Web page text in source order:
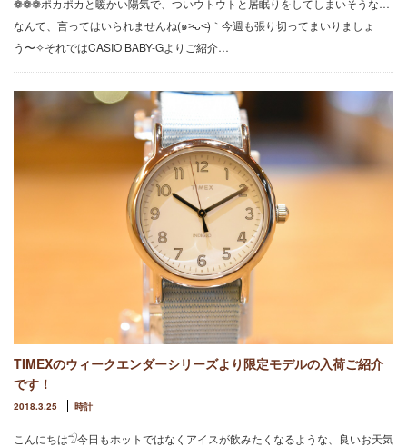
❁❁❁ポカポカと暖かい陽気で、ついウトウトと居眠りをしてしまいそうな…
なんて、言ってはいられませんね(๑˃̵ᴗ˂̵)｀今週も張り切ってまいりましょ
う〜✧それではCASIO BABY-Gよりご紹介…
TIMEXのウィークエンダーシリーズより限定モデルの入荷ご紹介
です！
2018.3.25 時計
こんにちは𓅿今日もホットではなくアイスが飲みたくなるような、良いお天気